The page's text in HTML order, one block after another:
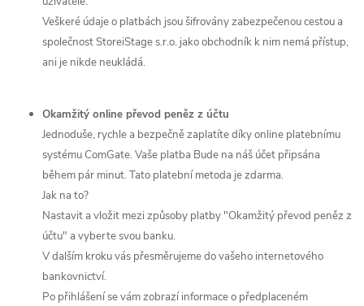
Veškeré údaje o platbách jsou šifrovány zabezpečenou cestou a
společnost StoreiStage s.r.o. jako obchodník k nim nemá přístup,
ani je nikde neukládá.
Okamžitý online převod peněz z účtu
Jednoduše, rychle a bezpečně zaplatíte díky online platebnímu
systému ComGate. Vaše platba Bude na náš účet připsána
během pár minut. Tato platební metoda je zdarma.
Jak na to?
Nastavit a vložit mezi způsoby platby "Okamžitý převod peněz z
účtu" a vyberte svou banku.
V dalším kroku vás přesměrujeme do vašeho internetového
bankovnictví.
Po přihlášení se vám zobrazí informace o předplaceném